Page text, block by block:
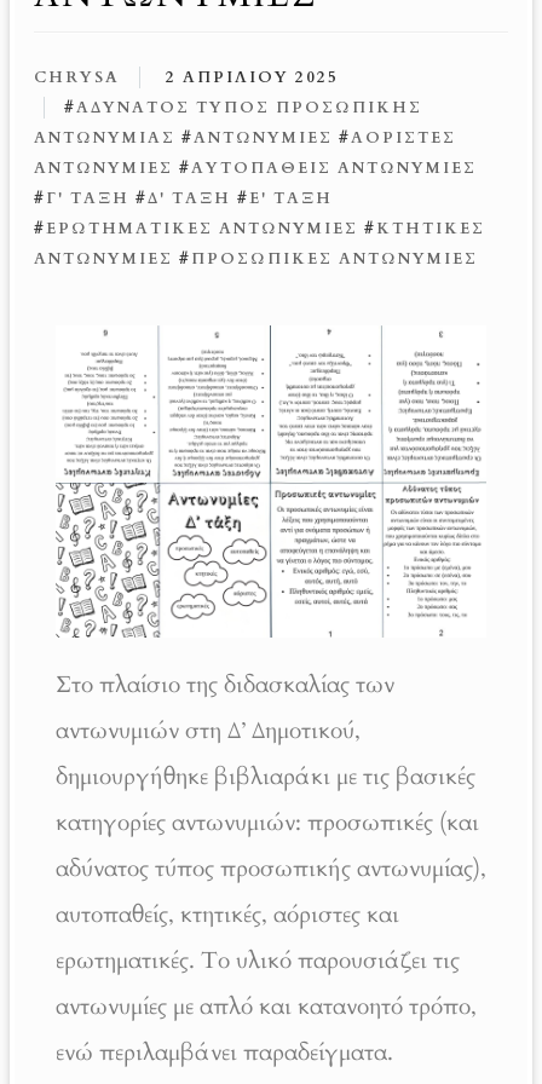
CHRYSA
2 ΑΠΡΙΛΊΟΥ 2025
#ΑΔΎΝΑΤΟΣ ΤΎΠΟΣ ΠΡΟΣΩΠΙΚΉΣ
ΑΝΤΩΝΥΜΊΑΣ #ΑΝΤΩΝΥΜΊΕΣ #ΑΌΡΙΣΤΕΣ
ΑΝΤΩΝΥΜΊΕΣ #ΑΥΤΟΠΑΘΕΊΣ ΑΝΤΩΝΥΜΊΕΣ
#Γ' ΤΆΞΗ #Δ' ΤΆΞΗ #Ε' ΤΆΞΗ
#ΕΡΩΤΗΜΑΤΙΚΈΣ ΑΝΤΩΝΥΜΊΕΣ #ΚΤΗΤΙΚΈΣ
ΑΝΤΩΝΥΜΊΕΣ #ΠΡΟΣΩΠΙΚΈΣ ΑΝΤΩΝΥΜΊΕΣ
Στο πλαίσιο της διδασκαλίας των
αντωνυμιών στη Δ’ Δημοτικού,
δημιουργήθηκε βιβλιαράκι με τις βασικές
κατηγορίες αντωνυμιών: προσωπικές (και
αδύνατος τύπος προσωπικής αντωνυμίας),
αυτοπαθείς, κτητικές, αόριστες και
ερωτηματικές. Το υλικό παρουσιάζει τις
αντωνυμίες με απλό και κατανοητό τρόπο,
ενώ περιλαμβάνει παραδείγματα.